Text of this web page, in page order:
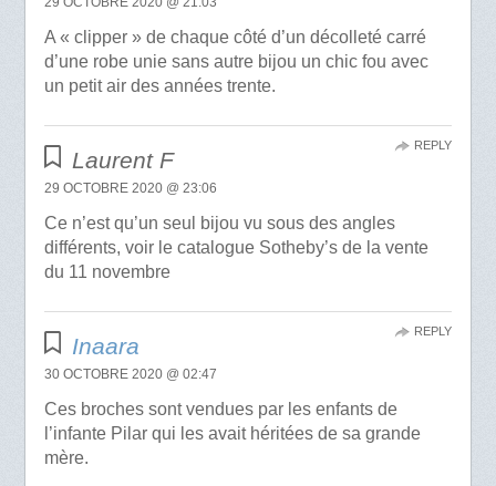
A « clipper » de chaque côté d’un décolleté carré
d’une robe unie sans autre bijou un chic fou avec
un petit air des années trente.
Laurent F
29 OCTOBRE 2020 @ 23:06
Ce n’est qu’un seul bijou vu sous des angles
différents, voir le catalogue Sotheby’s de la vente
du 11 novembre
REPLY
Inaara
30 OCTOBRE 2020 @ 02:47
Ces broches sont vendues par les enfants de
l’infante Pilar qui les avait héritées de sa grande
mère.
REPLY